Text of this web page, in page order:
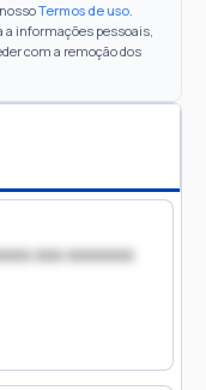
Termos de uso.
informações pessoais,
com a remoção dos
xxx xxxxxxx